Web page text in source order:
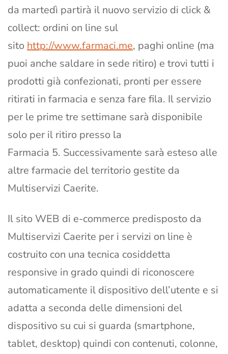
da martedì partirà il nuovo servizio di click &
collect: ordini on line sul
sito http://www.farmaci.me, paghi online (ma
puoi anche saldare in sede ritiro) e trovi tutti i
prodotti già confezionati, pronti per essere
ritirati in farmacia e senza fare fila. Il servizio
per le prime tre settimane sarà disponibile
solo per il ritiro presso la
Farmacia 5. Successivamente sarà esteso alle
altre farmacie del territorio gestite da
Multiservizi Caerite.
Il sito WEB di e-commerce predisposto da
Multiservizi Caerite per i servizi on line è
costruito con una tecnica cosiddetta
responsive in grado quindi di riconoscere
automaticamente il dispositivo dell’utente e si
adatta a seconda delle dimensioni del
dispositivo su cui si guarda (smartphone,
tablet, desktop) quindi con contenuti, colonne,